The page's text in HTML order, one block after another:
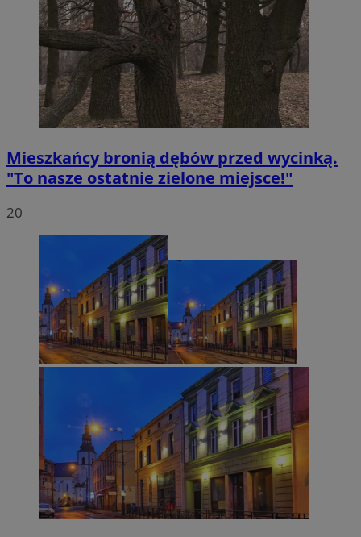
Mieszkańcy bronią dębów przed wycinką.
"To nasze ostatnie zielone miejsce!"
20